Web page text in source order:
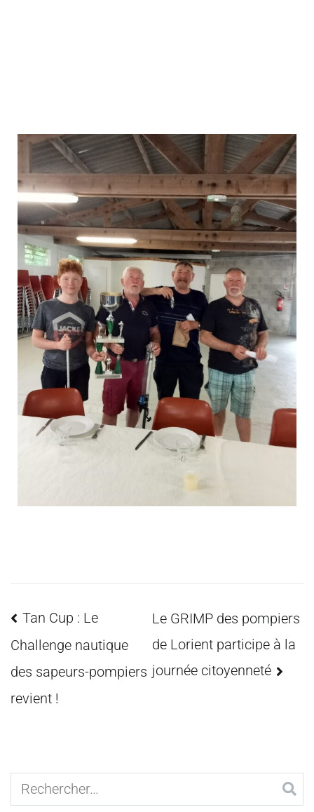
Tan Cup : Le
Challenge nautique
des sapeurs-pompiers
revient !
Le GRIMP des pompiers
de Lorient participe à la
journée citoyenneté